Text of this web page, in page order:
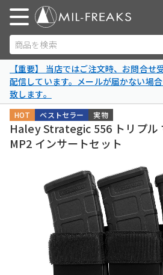
商品を検索
【重要】 当店ではご注文時、お問合
配信しています。メールが届かない場
致します。
実物
ベストセラー
HOT
Haley Strategic 556 トリプル
MP2 インサートセット